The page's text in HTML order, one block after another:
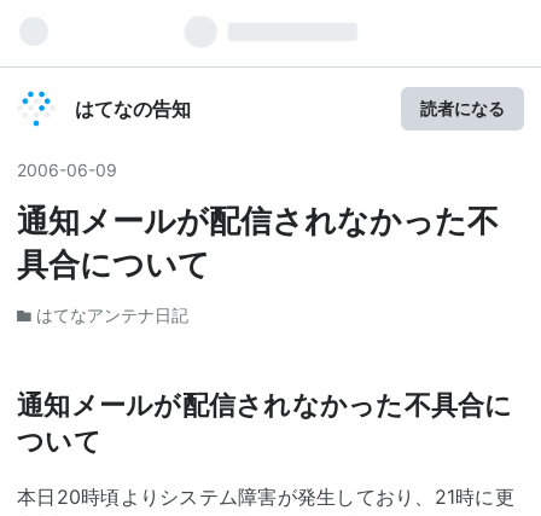
はてなの告知 読者になる
2006-06-09
通知メールが配信されなかった不
具合について
はてなアンテナ日記
通知メールが配信されなかった不具合に
ついて
本日20時頃よりシステム障害が発生しており、21時に更